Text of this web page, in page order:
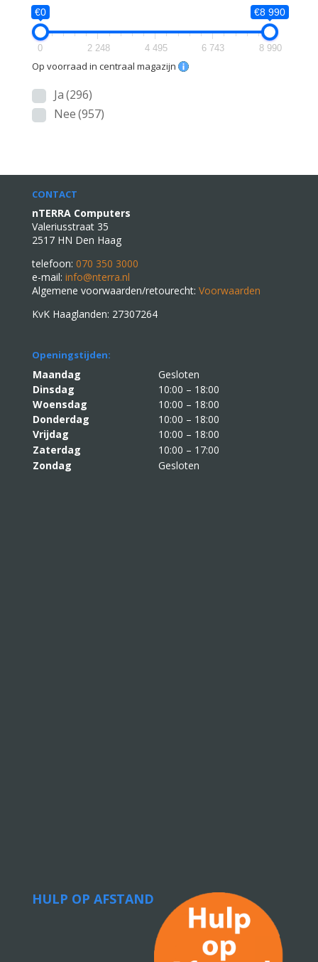
€0 €8 990
0 2 248 4 495 6 743 8 990
Op voorraad in centraal magazijn
Ja(296)
Nee(957)
CONTACT
nTERRA Computers
Valeriusstraat 35
2517 HN Den Haag
telefoon: 070 350 3000
e-mail: info@nterra.nl
Algemene voorwaarden/retourecht: Voorwaarden
KvK Haaglanden: 27307264
Openingstijden:
Maandag
Gesloten
Dinsdag
10:00 – 18:00
Woensdag
10:00 – 18:00
Donderdag
10:00 – 18:00
Vrijdag
10:00 – 18:00
Zaterdag
10:00 – 17:00
Zondag
Gesloten
HULP OP AFSTAND